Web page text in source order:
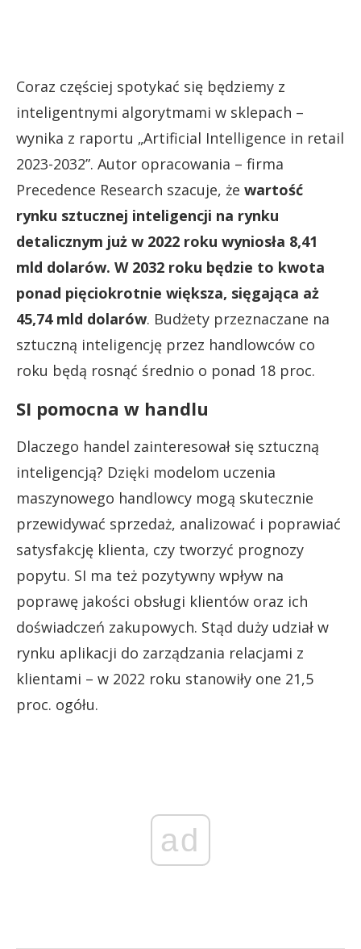
Coraz częściej spotykać się będziemy z
inteligentnymi algorytmami w sklepach –
wynika z raportu „Artificial Intelligence in retail
2023-2032”. Autor opracowania – firma
Precedence Research szacuje, że wartość
rynku sztucznej inteligencji na rynku
detalicznym już w 2022 roku wyniosła 8,41
mld dolarów. W 2032 roku będzie to kwota
ponad pięciokrotnie większa, sięgająca aż
45,74 mld dolarów. Budżety przeznaczane na
sztuczną inteligencję przez handlowców co
roku będą rosnąć średnio o ponad 18 proc.
SI pomocna w handlu
Dlaczego handel zainteresował się sztuczną
inteligencją? Dzięki modelom uczenia
maszynowego handlowcy mogą skutecznie
przewidywać sprzedaż, analizować i poprawiać
satysfakcję klienta, czy tworzyć prognozy
popytu. SI ma też pozytywny wpływ na
poprawę jakości obsługi klientów oraz ich
doświadczeń zakupowych. Stąd duży udział w
rynku aplikacji do zarządzania relacjami z
klientami – w 2022 roku stanowiły one 21,5
proc. ogółu.
ad